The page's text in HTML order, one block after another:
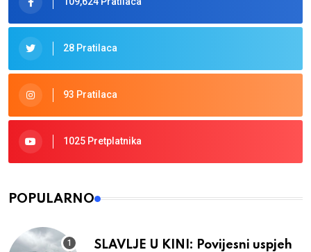
28 Pratilaca
93 Pratilaca
1025 Pretplatnika
POPULARNO
SLAVLJE U KINI: Povijesni uspjeh